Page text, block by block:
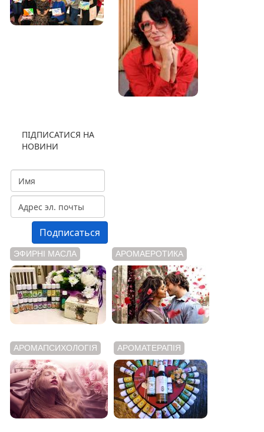
ПІДПИСАТИСЯ НА
НОВИНИ
ЭФИРНІ МАСЛА АРОМАЕРОТИКА
АРОМАПСИХОЛОГІЯ АРОМАТЕРАПІЯ